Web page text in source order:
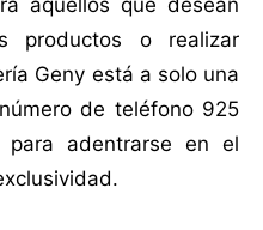
productos o realizar
Geny está a solo una
de teléfono 925
adentrarse en el